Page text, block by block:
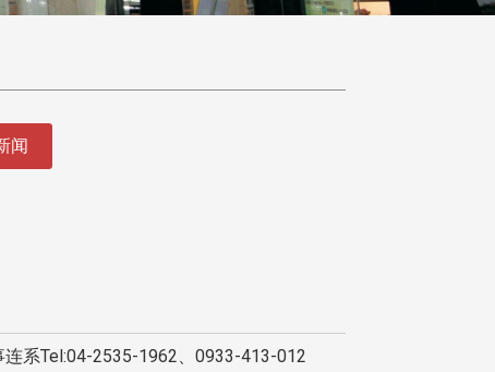
闻
系Tel:04-2535-1962、0933-413-012